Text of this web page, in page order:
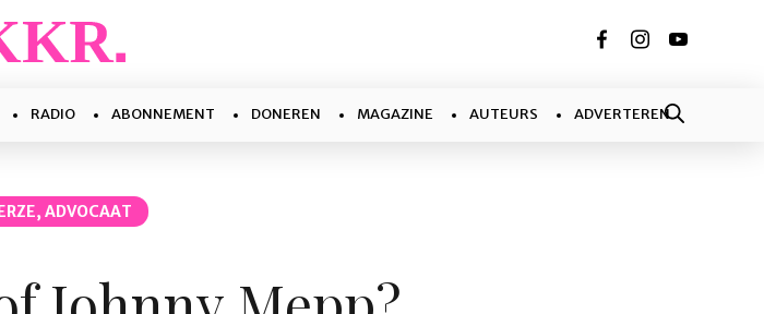
RADIO ABONNEMENT DONEREN MAGAZINE AUTEURS ADVERTEREN
ADVOCAAT